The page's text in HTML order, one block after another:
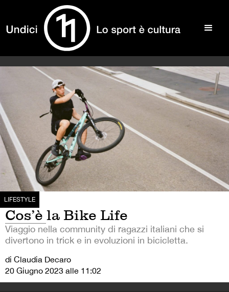
LIFESTYLE
Cos’è la Bike Life
Viaggio nella community di ragazzi italiani che si
divertono in trick e in evoluzioni in bicicletta.
di Claudia Decaro
20 Giugno 2023 alle 11:02